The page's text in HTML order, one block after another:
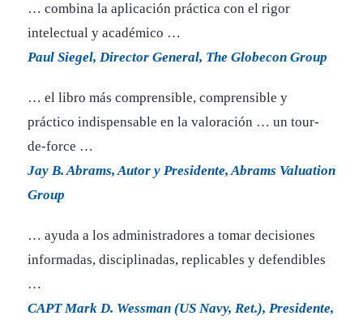
… combina la aplicación práctica con el rigor
intelectual y académico …
Paul Siegel, Director General, The Globecon Group
… el libro más comprensible, comprensible y
práctico indispensable en la valoración … un tour-
de-force …
Jay B. Abrams, Autor y Presidente, Abrams Valuation
Group
… ayuda a los administradores a tomar decisiones
informadas, disciplinadas, replicables y defendibles
…
CAPT Mark D. Wessman (US Navy, Ret.), Presidente,